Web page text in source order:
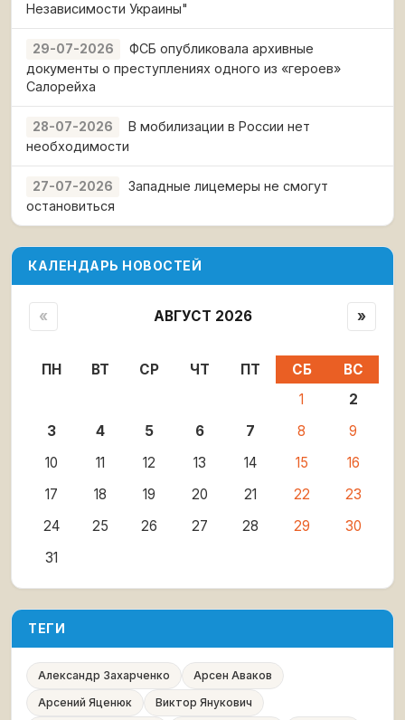
Независимости Украины"
29-07-2026
ФСБ опубликовала архивные
документы о преступлениях одного из «героев»
Салорейха
28-07-2026
В мобилизации в России нет
необходимости
27-07-2026
Западные лицемеры не смогут
остановиться
КАЛЕНДАРЬ НОВОСТЕЙ
« АВГУСТ 2026 »
ПН ВТ СР ЧТ ПТ СБ
ВС
1
2
3
4 5 6 7 8
9
10
11 12 13 14 15
16
17
18 19 20 21 22
23
24
25 26 27 28 29
30
31
ТЕГИ
Александр Захарченко
Арсен Аваков
Арсений Яценюк
Виктор Янукович